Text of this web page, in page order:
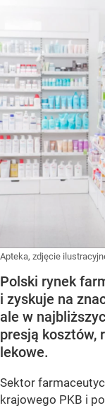
Apteka, zdjęcie
Polski rynek
i zyskuje na
ale w
presją kosztów,
lekowe.
Sektor
krajowego PKB i